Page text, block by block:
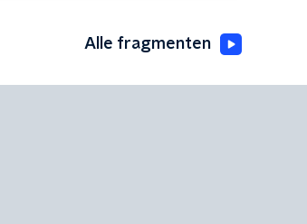
Alle fragmenten